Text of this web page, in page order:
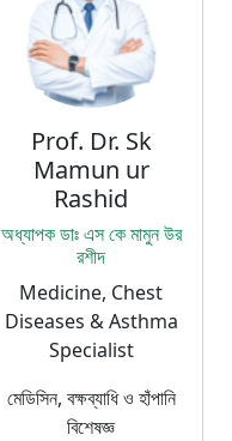
Prof. Dr. Sk
Mamun ur
Rashid
অধ্যাপক ডাঃ এস কে মামুন উর
রশীদ
Medicine, Chest
Diseases & Asthma
Specialist
মেডিসিন, বক্ষব্যাধি ও হাঁপানি
বিশেষজ্ঞ